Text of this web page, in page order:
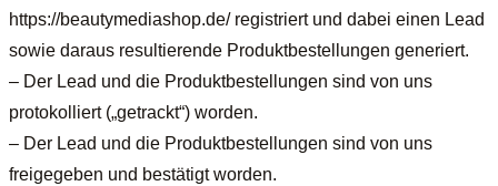
https://beautymediashop.de/ registriert und dabei einen Lead
sowie daraus resultierende Produktbestellungen generiert.
– Der Lead und die Produktbestellungen sind von uns
protokolliert („getrackt“) worden.
– Der Lead und die Produktbestellungen sind von uns
freigegeben und bestätigt worden.